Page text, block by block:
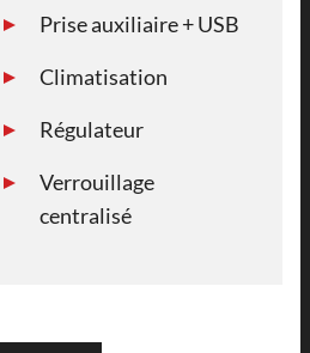
Prise auxiliaire + USB
Climatisation
Régulateur
Verrouillage
centralisé